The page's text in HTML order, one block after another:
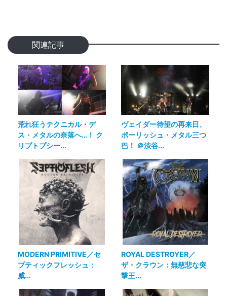
関連記事
荒れ狂うテクニカル・デ
ス・メタルの奈落へ…！ ク
リプトプシー...
ヴェイダー待望の再来日、
ポーリッシュ・メタル三つ
巴！ ＠渋谷...
MODERN PRIMITIVE／セ
プティックフレッシュ：
威...
ROYAL DESTROYER／
ザ・クラウン：無慈悲な突
撃王...